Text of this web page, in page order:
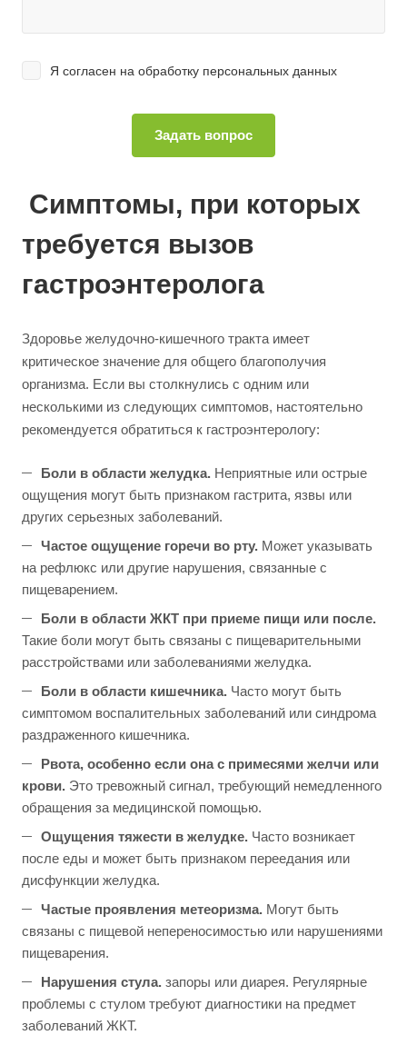
Я согласен на обработку персональных данных
Симптомы, при которых
требуется вызов
гастроэнтеролога
Здоровье желудочно-кишечного тракта имеет
критическое значение для общего благополучия
организма. Если вы столкнулись с одним или
несколькими из следующих симптомов, настоятельно
рекомендуется обратиться к гастроэнтерологу:
Боли в области желудка. Неприятные или острые
ощущения могут быть признаком гастрита, язвы или
других серьезных заболеваний.
Частое ощущение горечи во рту. Может указывать
на рефлюкс или другие нарушения, связанные с
пищеварением.
Боли в области ЖКТ при приеме пищи или после.
Такие боли могут быть связаны с пищеварительными
расстройствами или заболеваниями желудка.
Боли в области кишечника. Часто могут быть
симптомом воспалительных заболеваний или синдрома
раздраженного кишечника.
Рвота, особенно если она с примесями желчи или
крови. Это тревожный сигнал, требующий немедленного
обращения за медицинской помощью.
Ощущения тяжести в желудке. Часто возникает
после еды и может быть признаком переедания или
дисфункции желудка.
Частые проявления метеоризма. Могут быть
связаны с пищевой непереносимостью или нарушениями
пищеварения.
Нарушения стула. запоры или диарея. Регулярные
проблемы с стулом требуют диагностики на предмет
заболеваний ЖКТ.